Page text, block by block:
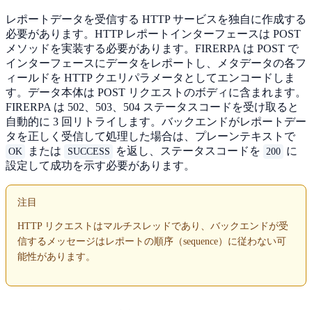
レポートデータを受信する HTTP サービスを独自に作成する
必要があります。HTTP レポートインターフェースは POST
メソッドを実装する必要があります。FIRERPA は POST で
インターフェースにデータをレポートし、メタデータの各フ
ィールドを HTTP クエリパラメータとしてエンコードしま
す。データ本体は POST リクエストのボディに含まれます。
FIRERPA は 502、503、504 ステータスコードを受け取ると
自動的に 3 回リトライします。バックエンドがレポートデー
タを正しく受信して処理した場合は、プレーンテキストで
OK または SUCCESS を返し、ステータスコードを 200
に
設定して成功を示す必要があります。
注目
HTTP リクエストはマルチスレッドであり、バックエンドが受
信するメッセージはレポートの順序（sequence）に従わない可
能性があります。